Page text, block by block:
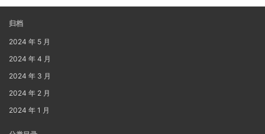
归档
2024 年 5 月
2024 年 4 月
2024 年 3 月
2024 年 2 月
2024 年 1 月